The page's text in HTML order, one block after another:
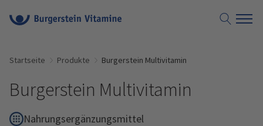
Suche
Startseite Produkte Burgerstein Multivitamin
Burgerstein Multivitamin
Nahrungsergänzungsmittel